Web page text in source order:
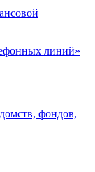
линий»
фондов,